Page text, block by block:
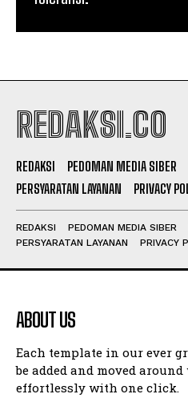
REDAKSI.CO
REDAKSI PEDOMAN MEDIA SIBER
PERSYARATAN LAYANAN
PRIVACY
REDAKSI PEDOMAN MEDIA SIBER
PERSYARATAN LAYANAN
PRIVACY
ABOUT US
Each template in our ever
be added and moved
effortlessly with one click.